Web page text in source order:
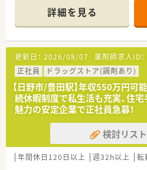
頑張り次第で高給与も可能！
■経験や勤務コースによります
半スタートと業界TOP水準！
■職種や職域に合わせ、豊富な
修を用意されています
■薬剤師が中心の会社だからこ
種多様に用意されています。
■店舗拡大に伴い、エリアマネ
トのポジションも増えます。
■在宅や教育等の専門性を活か
とも可能です。
■その他にも、管理部門や商品
域は多種多様です。
■在宅実施店舗は年々増加して
わる事ができます。
詳細を見る
更新日： 2026/08/07 薬剤師求人ID：
正社員
ドラッグストア(調剤あり)
【日野市/豊田駅】年収550万円可
続休暇制度で私生活も充実、住
魅力の安定企業で正社員急募！
検討リス
年間休日120日以上 週32h以上 転